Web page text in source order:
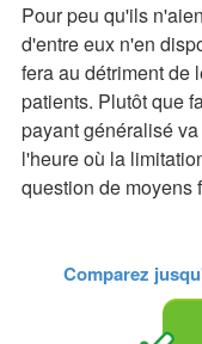
Pour peu qu'ils
d'entre eux n'en
fera au détriment de
patients. Plutôt que
payant généralisé
l'heure où la
question de moyens
Comparez